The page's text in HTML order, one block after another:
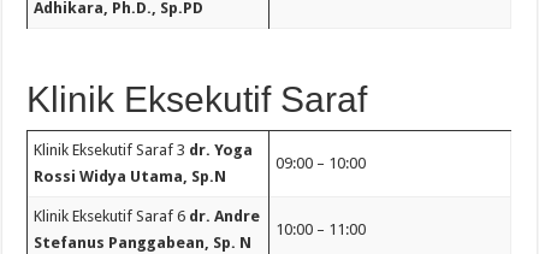
Adhikara, Ph.D., Sp.PD
Klinik Eksekutif Saraf
Klinik Eksekutif Saraf 3 dr. Yoga
Rossi Widya Utama, Sp.N
09:00 – 10:00
Klinik Eksekutif Saraf 6 dr. Andre
Stefanus Panggabean, Sp. N
10:00 – 11:00